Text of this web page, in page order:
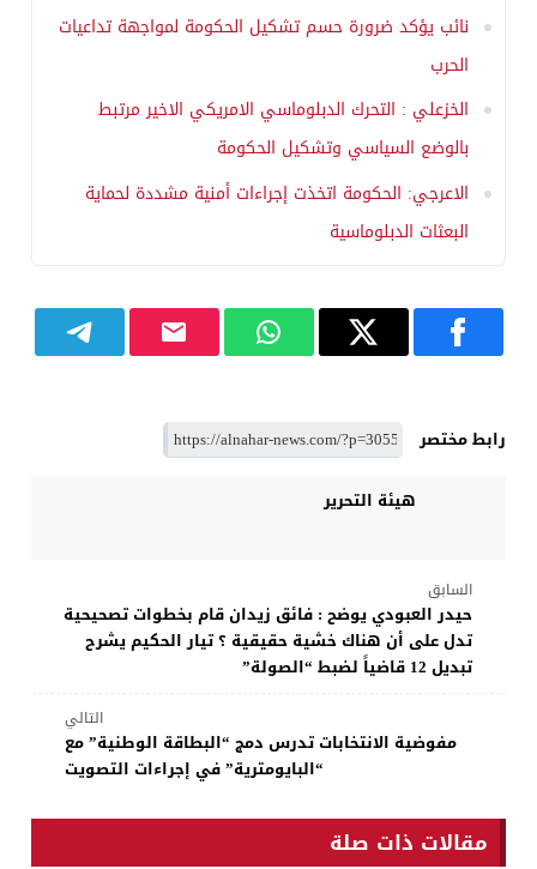
نائب يؤكد ضرورة حسم تشكيل الحكومة لمواجهة تداعيات
الحرب
الخزعلي : التحرك الدبلوماسي الامريكي الاخير مرتبط
بالوضع السياسي وتشكيل الحكومة
الاعرجي: الحكومة اتخذت إجراءات أمنية مشددة لحماية
البعثات الدبلوماسية
رابط مختصر
هيئة التحرير
السابق
حيدر العبودي يوضح : فائق زيدان قام بخطوات تصحيحية
تدل على أن هناك خشية حقيقية ؟ تيار الحكيم يشرح
تبديل 12 قاضياً لضبط “الصولة”
التالي
مفوضية الانتخابات تدرس دمج “البطاقة الوطنية” مع
“البايومترية” في إجراءات التصويت
مقالات ذات صلة